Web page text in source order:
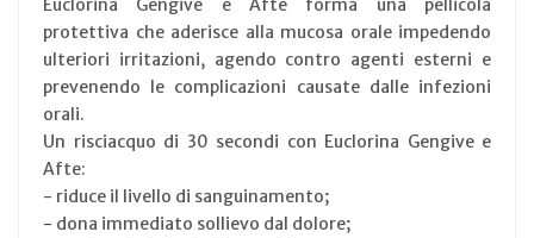
Euclorina Gengive e Afte forma una pellicola
protettiva che aderisce alla mucosa orale impedendo
ulteriori irritazioni, agendo contro agenti esterni e
prevenendo le complicazioni causate dalle infezioni
orali.
Un risciacquo di 30 secondi con Euclorina Gengive e
Afte:
- riduce il livello di sanguinamento;
- dona immediato sollievo dal dolore;